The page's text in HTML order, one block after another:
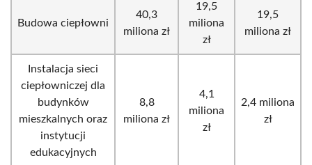
Budowa ciepłowni
40,3
miliona zł
19,5
miliona
zł
19,5
miliona zł
Instalacja sieci
ciepłowniczej dla
budynków
mieszkalnych oraz
instytucji
edukacyjnych
8,8
miliona zł
4,1
miliona
zł
2,4 miliona
zł